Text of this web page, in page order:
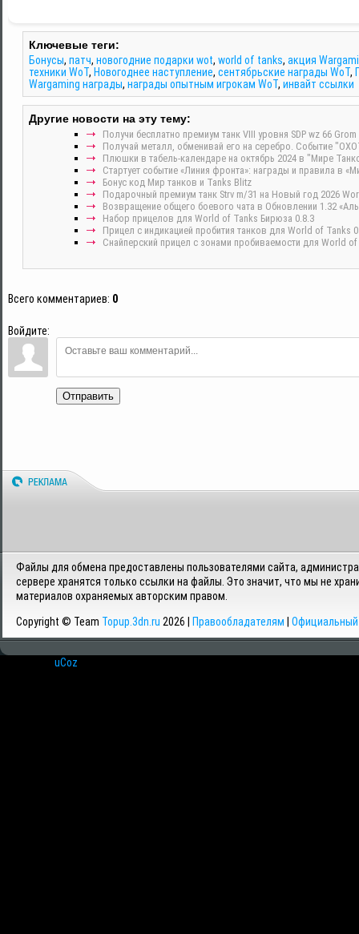
Ключевые теги:
Бонусы, патч, новогодние подарки wot, world of tanks, акция
техники WoT, Новогоднее наступление, сентябрьские награды WoT,
Wargaming награды, награды опытным игрокам WoT, инвайт ссылки
Другие новости на эту тему:
Получи бесплатно премиум танк VIII уровня SDP wz 66
Получай металл, обменивай его на серебро. Событие
Плюшки в табель-календаре на октябрь 2024 в "Мире
Стартует событие «Линия фронта»: награды и правила в
Бонус код Мир танков и Tanks Blitz
Подарочный премиум танк Strv m/31 на Новый год 2026
Возвращение общего боевого чата в Обновлении 1.32
Набор прицелов для World of Tanks Бирюза 0.8.3
Прицел с индикацией пробития танков для World of Tanks
Снайперский прицел с зонами пробиваемости для World of
Всего комментариев: 0
Войдите:
Отправить
Файлы для обмена предоставлены пользователями сайта,
сервере хранятся только ссылки на файлы. Это значит, что мы не
материалов охраняемых авторским правом.
Copyright © Team Topup.3dn.ru 2026 | Правообладателям Официальный
uCoz